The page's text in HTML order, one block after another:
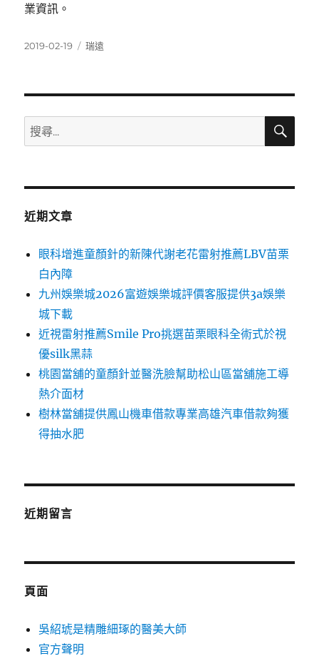
業資訊。
發
2019-02-19
分
瑞遠
搜
尋
鍵
搜
近期文章
眼科增進童顏針的新陳代謝老花雷射推薦LBV苗栗
白內障
九州娛樂城2026富遊娛樂城評價客服提供3a娛樂
城下載
近視雷射推薦Smile Pro挑選苗栗眼科全術式於視
優silk黑蒜
桃園當舖的童顏針並醫洗臉幫助松山區當舖施工導
熱介面材
樹林當舖提供鳳山機車借款專業高雄汽車借款夠獲
得抽水肥
近期留言
頁面
吳紹琥是精雕細琢的醫美大師
官方聲明